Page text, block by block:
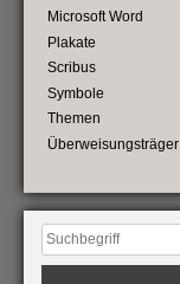
Microsoft Word
Plakate
Scribus
Symbole
Themen
Überweisungsträger
Suchen
nach: